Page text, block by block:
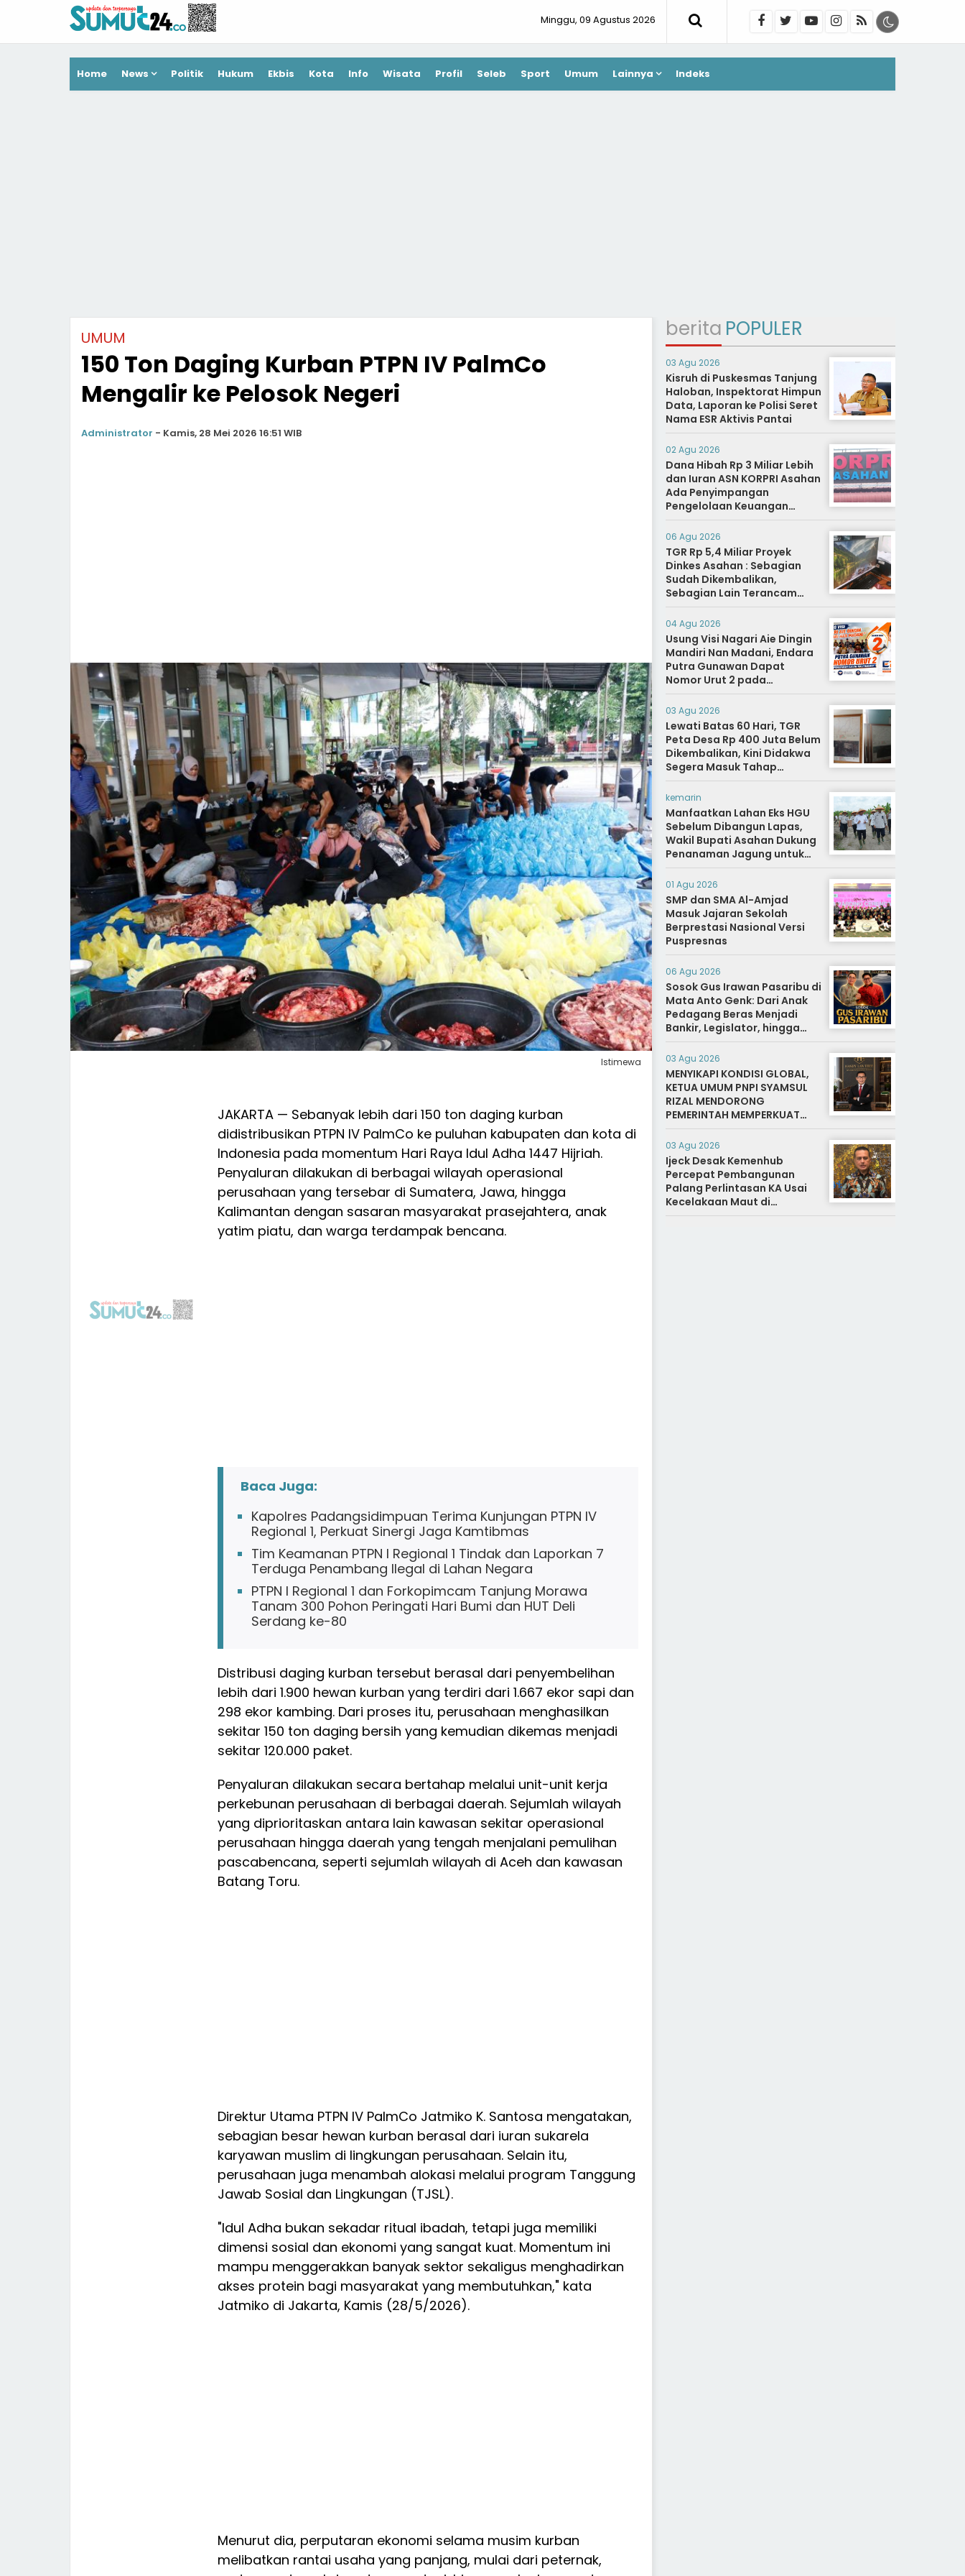
Minggu, 09 Agustus 2026
Home News Politik Hukum Ekbis Kota Info Wisata Profil Seleb Sport Umum Lainnya Indeks
UMUM
150 Ton Daging Kurban PTPN IV PalmCo
Mengalir ke Pelosok Negeri
Administrator - Kamis, 28 Mei 2026 16:51 WIB
Istimewa
JAKARTA — Sebanyak lebih dari 150 ton daging kurban
didistribusikan PTPN IV PalmCo ke puluhan kabupaten dan kota di
Indonesia pada momentum Hari Raya Idul Adha 1447 Hijriah.
Penyaluran dilakukan di berbagai wilayah operasional
perusahaan yang tersebar di Sumatera, Jawa, hingga
Kalimantan dengan sasaran masyarakat prasejahtera, anak
yatim piatu, dan warga terdampak bencana.
Baca Juga:
Kapolres Padangsidimpuan Terima Kunjungan PTPN IV
Regional 1, Perkuat Sinergi Jaga Kamtibmas
Tim Keamanan PTPN I Regional 1 Tindak dan Laporkan 7
Terduga Penambang llegal di Lahan Negara
PTPN I Regional 1 dan Forkopimcam Tanjung Morawa
Tanam 300 Pohon Peringati Hari Bumi dan HUT Deli
Serdang ke-80
Distribusi daging kurban tersebut berasal dari penyembelihan
lebih dari 1.900 hewan kurban yang terdiri dari 1.667 ekor sapi dan
298 ekor kambing. Dari proses itu, perusahaan menghasilkan
sekitar 150 ton daging bersih yang kemudian dikemas menjadi
sekitar 120.000 paket.
Penyaluran dilakukan secara bertahap melalui unit-unit kerja
perkebunan perusahaan di berbagai daerah. Sejumlah wilayah
yang diprioritaskan antara lain kawasan sekitar operasional
perusahaan hingga daerah yang tengah menjalani pemulihan
pascabencana, seperti sejumlah wilayah di Aceh dan kawasan
Batang Toru.
Direktur Utama PTPN IV PalmCo Jatmiko K. Santosa mengatakan,
sebagian besar hewan kurban berasal dari iuran sukarela
karyawan muslim di lingkungan perusahaan. Selain itu,
perusahaan juga menambah alokasi melalui program Tanggung
Jawab Sosial dan Lingkungan (TJSL).
"Idul Adha bukan sekadar ritual ibadah, tetapi juga memiliki
dimensi sosial dan ekonomi yang sangat kuat. Momentum ini
mampu menggerakkan banyak sektor sekaligus menghadirkan
akses protein bagi masyarakat yang membutuhkan," kata
Jatmiko di Jakarta, Kamis (28/5/2026).
Menurut dia, perputaran ekonomi selama musim kurban
melibatkan rantai usaha yang panjang, mulai dari peternak,
berita POPULER
03 Agu 2026
Kisruh di Puskesmas Tanjung
Haloban, Inspektorat Himpun
Data, Laporan ke Polisi Seret
Nama ESR Aktivis Pantai
02 Agu 2026
Dana Hibah Rp 3 Miliar Lebih
dan Iuran ASN KORPRI Asahan
Ada Penyimpangan
Pengelolaan Keuangan
Dipertanyakan, Aparat
Diminta Segera Usut
06 Agu 2026
TGR Rp 5,4 Miliar Proyek
Dinkes Asahan : Sebagian
Sudah Dikembalikan,
Sebagian Lain Terancam
Sanksi Hukuman Berat
04 Agu 2026
Usung Visi Nagari Aie Dingin
Mandiri Nan Madani, Endara
Putra Gunawan Dapat
Nomor Urut 2 pada
Penetapan Calon Wali
Nagari.
03 Agu 2026
Lewati Batas 60 Hari, TGR
Peta Desa Rp 400 Juta Belum
Dikembalikan, Kini Didakwa
Segera Masuk Tahap
Penyidikan
kemarin
Manfaatkan Lahan Eks HGU
Sebelum Dibangun Lapas,
Wakil Bupati Asahan Dukung
Penanaman Jagung untuk
Ketahanan Pangan dan Bekal
Hidup Warga Binaan
01 Agu 2026
SMP dan SMA Al-Amjad
Masuk Jajaran Sekolah
Berprestasi Nasional Versi
Puspresnas
06 Agu 2026
Sosok Gus Irawan Pasaribu di
Mata Anto Genk: Dari Anak
Pedagang Beras Menjadi
Bankir, Legislator, hingga
Bupati Tapanuli Selatan
03 Agu 2026
MENYIKAPI KONDISI GLOBAL,
KETUA UMUM PNPI SYAMSUL
RIZAL MENDORONG
PEMERINTAH MEMPERKUAT
SISTEM DAN INFRASTRUKTUR
INTELIJEN NEGARA
03 Agu 2026
Ijeck Desak Kemenhub
Percepat Pembangunan
Palang Perlintasan KA Usai
Kecelakaan Maut di
Perbaungan